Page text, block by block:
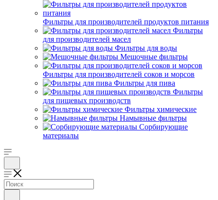
Фильтры для производителей продуктов питания
Фильтры
для производителей масел
Фильтры для воды
Мешочные фильтры
Фильтры для производителей соков и морсов
Фильтры для пива
Фильтры
для пищевых производств
Фильтры химические
Намывные фильтры
Сорбирующие
материалы